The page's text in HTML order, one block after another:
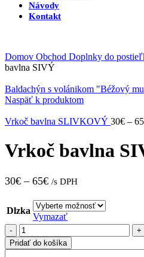
Návody
Kontakt
Domov Obchod Doplnky do
bavlna SIVÝ
Baldachýn s volánikom "Béžový
Naspäť k produktom
Vrkoč bavlna SLIVKOVÝ 30€ – 65
Vrkoč bavlna
30€ – 65€ /s DPH
Dlzka
Vymazať
množstvo
Vrkoč
bavlna
Pridať do košíka